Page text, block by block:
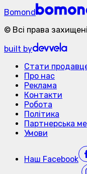
Bomond
© Всі права захищені
built by
Стати
Про нас
Реклама
Контакти
Робота
Політика
Партнерська
Умови
Наш Facebook